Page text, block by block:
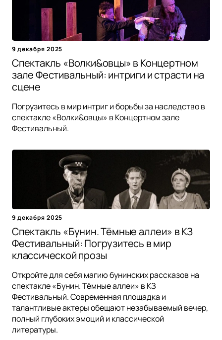
9 декабря 2025
Спектакль «Волки&овцы» в Концертном
зале Фестивальный: интриги и страсти на
сцене
Погрузитесь в мир интриг и борьбы за наследство в
спектакле «Волки&овцы» в Концертном зале
Фестивальный.
9 декабря 2025
Спектакль «Бунин. Тёмные аллеи» в КЗ
Фестивальный: Погрузитесь в мир
классической прозы
Откройте для себя магию бунинских рассказов на
спектакле «Бунин. Тёмные аллеи» в КЗ
Фестивальный. Современная площадка и
талантливые актеры обещают незабываемый вечер,
полный глубоких эмоций и классической
литературы.